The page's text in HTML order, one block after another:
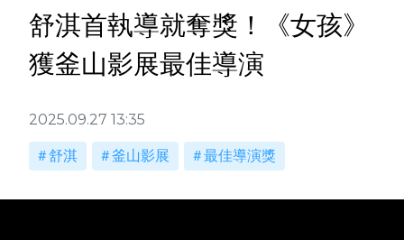
舒淇首執導就奪獎！《女孩》
獲釜山影展最佳導演
2025.09.27 13:35
舒淇 釜山影展 最佳導演獎